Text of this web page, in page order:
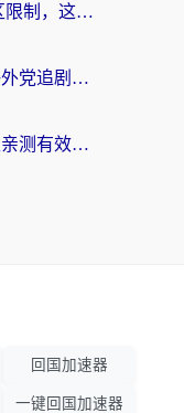
海外党必看：破解CCTV5地区限制，这样看欧洲杯奥运直播才够爽！
优酷缓存视频国外能看吗？海外党追剧看片的终极解决方案来了
海外怎么看优酷视频？留学生亲测有效的回国加速器选择指南
回国加速器
一键回国加速器